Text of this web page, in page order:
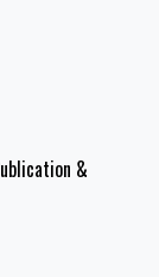
&